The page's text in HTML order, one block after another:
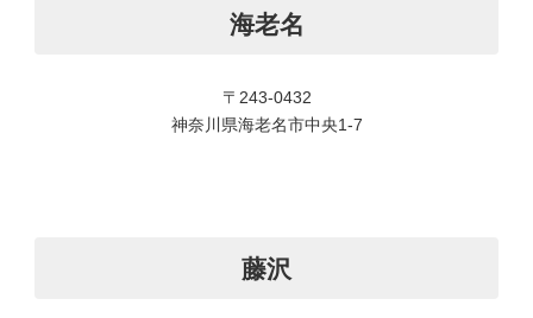
海老名
〒243-0432
神奈川県海老名市中央1-7
藤沢